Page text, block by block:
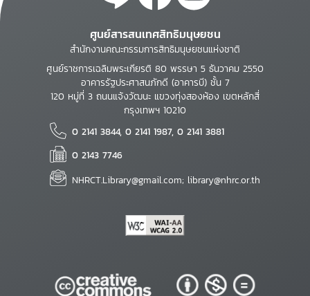
ศูนย์สารสนเทศสิทธิมนุษยชน
สำนักงานคณะกรรมการสิทธิมนุษยชนแห่งชาติ
ศูนย์ราชการเฉลิมพระเกียรติ 80 พรรษา 5 ธันวาคม 2550
อาคารรัฐประศาสนภักดี (อาคารบี) ชั้น 7
120 หมู่ที่ 3 ถนนแจ้งวัฒนะ แขวงทุ่งสองห้อง เขตหลักสี่
กรุงเทพฯ 10210
0 2141 3844, 0 2141 1987, 0 2141 3881
0 2143 7746
NHRCT.Library@gmail.com; library@nhrc.or.th